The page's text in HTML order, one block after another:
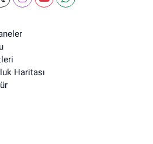
Haritası